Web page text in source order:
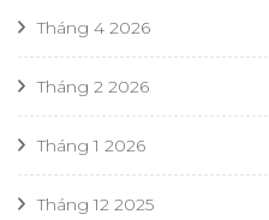
Tháng 4 2026
Tháng 2 2026
Tháng 1 2026
Tháng 12 2025